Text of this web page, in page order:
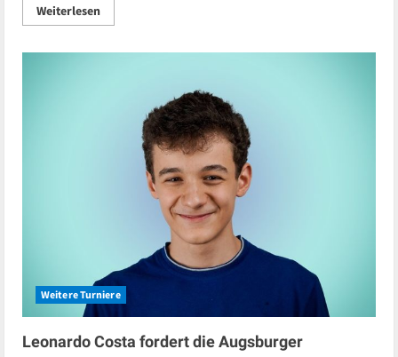
WeiterlesenRead
more
Weitere Turniere
Leonardo Costa fordert die Augsburger